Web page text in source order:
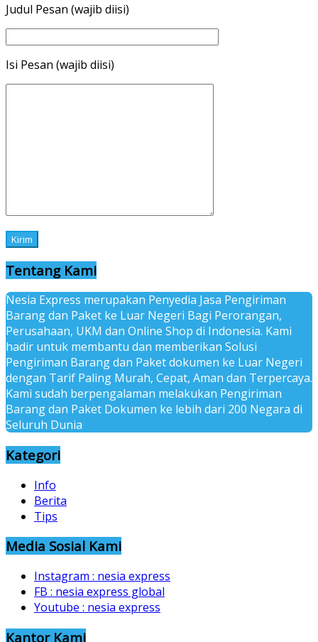
Judul Pesan (wajib diisi)
Isi Pesan (wajib diisi)
Tentang Kami
Nesia Express merupakan Penyedia Jasa Pengiriman
Barang dan Paket ke Luar Negeri Bagi Perorangan,
Perusahaan, UKM dan Online Shop di Indonesia. Kami
hadir untuk membantu dan memberikan Solusi
Pengiriman Barang dan Paket dokumen ke Luar Negeri
dengan Tarif Paling Murah, Cepat, Aman dan Terpercaya.
Kami sudah berpengalaman melakukan Pengiriman
Barang dan Paket Dokumen ke lebih dari 200 Negara di
Seluruh Dunia
Kategori
Info
Berita
Tips
Media Sosial Kami
Instagram : nesia express
FB : nesia express global
Youtube : nesia express
Kantor Kami